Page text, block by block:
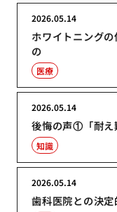
ホワイトニング
の
2026.05.14
医療
後悔の声①「耐え
2026.05.14
知識
歯科医院との決
2026.05.14